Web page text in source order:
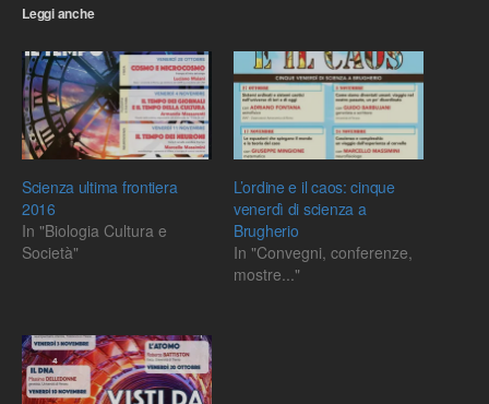
Leggi anche
Scienza ultima frontiera
2016
In "Biologia Cultura e
Società"
L’ordine e il caos: cinque
venerdì di scienza a
Brugherio
In "Convegni, conferenze,
mostre..."